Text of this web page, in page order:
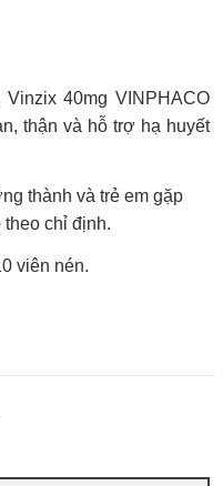
40mg VINPHACO
thận và hỗ trợ hạ huyết
thành và trẻ em gặp
theo chỉ định.
viên nén.